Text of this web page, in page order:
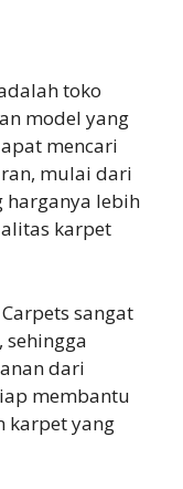
toko
model yang
mencari
mulai dari
harganya lebih
karpet
sangat
dari
membantu
karpet yang